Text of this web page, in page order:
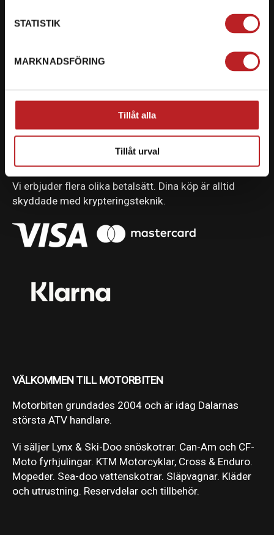
STATISTIK
MARKNADSFÖRING
Tillåt alla
Tillåt urval
Ångra mitt köp
Org. nummer: 5566689278
mail@motorbiten.com
Vi erbjuder flera olika betalsätt. Dina köp är alltid
skyddade med krypteringsteknik.
VÄLKOMMEN TILL MOTORBITEN
Motorbiten grundades 2004 och är idag Dalarnas
största ATV handlare.
Vi säljer Lynx & Ski-Doo snöskotrar. Can-Am och CF-
Moto fyrhjulingar. KTM Motorcyklar, Cross & Enduro.
Mopeder. Sea-doo vattenskotrar. Släpvagnar. Kläder
och utrustning. Reservdelar och tillbehör.